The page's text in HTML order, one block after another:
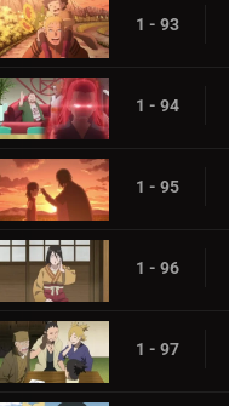
1 - 93
1 - 94
1 - 95
1 - 96
1 - 97